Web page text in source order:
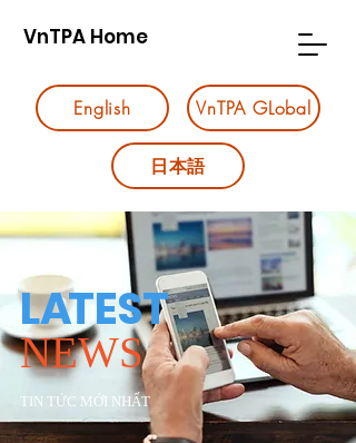
VnTPA Home
English VnTPA GLobal
日本語
LATEST
NEWS
TIN TỨC MỚI NHẤT